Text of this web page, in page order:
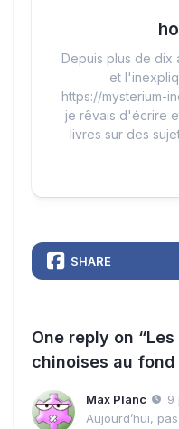
Depuis plus de dix
et
https://mysterium-
je rêvais d'écrire
livres sur des
SHARE
One reply on
chinoises au fond
Max Planc
9
Aujourd’hui,